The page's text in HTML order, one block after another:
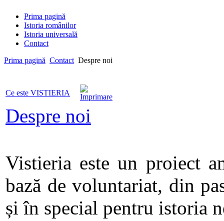
Prima pagină
Istoria românilor
Istoria universală
Contact
Prima pagină Contact Despre noi
Ce este VISTIERIA
Despre noi
Vistieria este un proiect
bază de voluntariat, din
și în special pentru istoria